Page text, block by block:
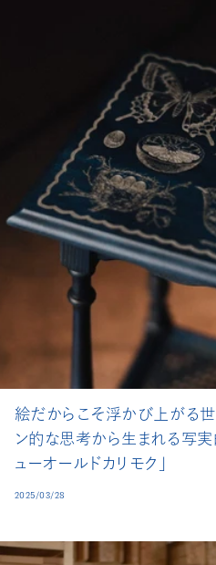
絵だからこそ浮かび上がる
ン的な思考から生まれる写
ューオールドカリモク」
2025/03/28